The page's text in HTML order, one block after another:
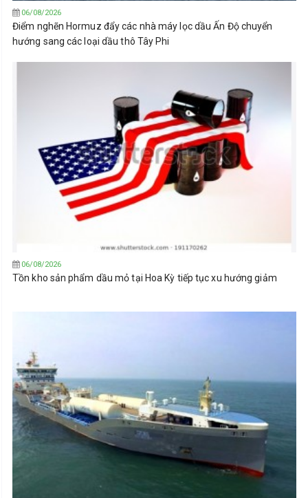
06/08/2026
Điểm nghẽn Hormuz đẩy các nhà máy lọc dầu Ấn Độ chuyển
hướng sang các loại dầu thô Tây Phi
06/08/2026
Tồn kho sản phẩm dầu mỏ tại Hoa Kỳ tiếp tục xu hướng giảm